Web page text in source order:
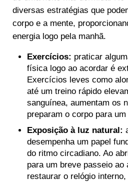
diversas estratégias que
corpo e a mente,
energia logo pela manhã.
Exercícios: praticar
física logo ao acordar é
Exercícios leves como
até um treino rápido
sanguínea, aumentam os
preparam o corpo para
Exposição à luz natural:
desempenha um papel
do ritmo circadiano. Ao
para um breve passeio
restaurar o relógio